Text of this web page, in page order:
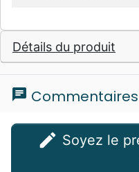
Détails du produit
chat
edit